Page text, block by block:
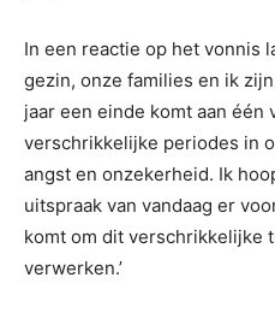
In een reactie op het vonnis
gezin, onze families en ik
jaar een einde komt aan één
verschrikkelijke periodes in
angst en onzekerheid. Ik
uitspraak van vandaag er
komt om dit verschrikkelijke
verwerken.’